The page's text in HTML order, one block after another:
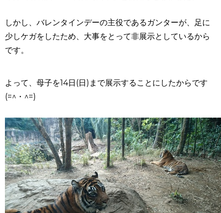
しかし、バレンタインデーの主役であるガンターが、足に
少しケガをしたため、大事をとって非展示としているから
です。
よって、母子を14日(日)まで展示することにしたからです
(=^・^=)